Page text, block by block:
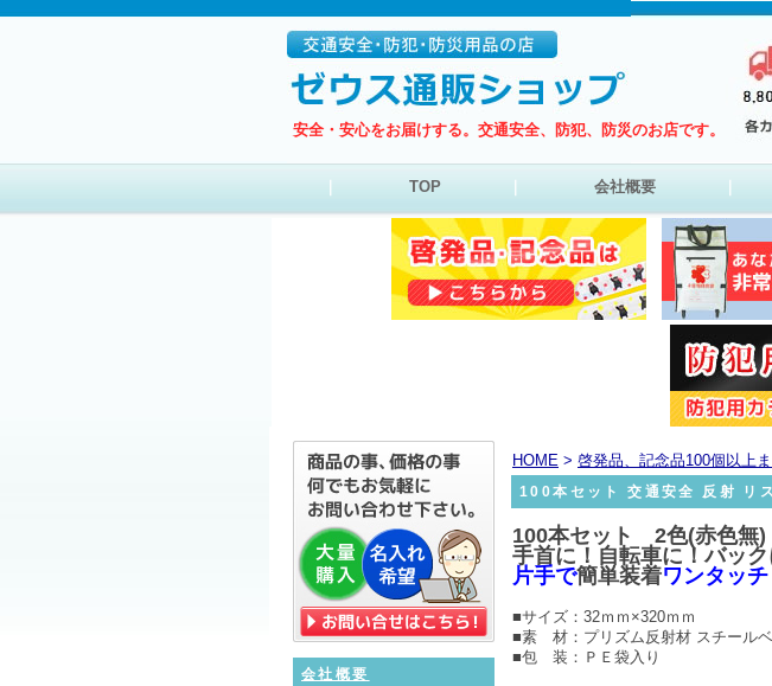
安全・安心をお届けする。交通安全、防犯、防災のお店です。
TOP 会社概要
会社概要
HOME > 啓発品、記念品100個以上
100本セット 交通安全 反射 リ
100本セット 2色(赤色無)
手首に！自転車に！バッ
片手で簡単装着ワンタッチ
■サイズ：32ｍｍ×320ｍｍ
■素 材：プリズム反射材 スチールベ
■包 装：ＰＥ袋入り